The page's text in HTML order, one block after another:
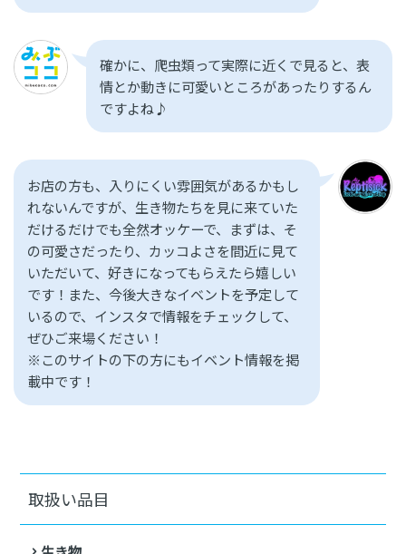
確かに、爬虫類って実際に近くで見ると、表
情とか動きに可愛いところがあったりするん
ですよね♪
お店の方も、入りにくい雰囲気があるかもし
れないんですが、生き物たちを見に来ていた
だけるだけでも全然オッケーで、まずは、そ
の可愛さだったり、カッコよさを間近に見て
いただいて、好きになってもらえたら嬉しい
です！また、今後大きなイベントを予定して
いるので、インスタで情報をチェックして、
ぜひご来場ください！
※このサイトの下の方にもイベント情報を掲
載中です！
取扱い品目